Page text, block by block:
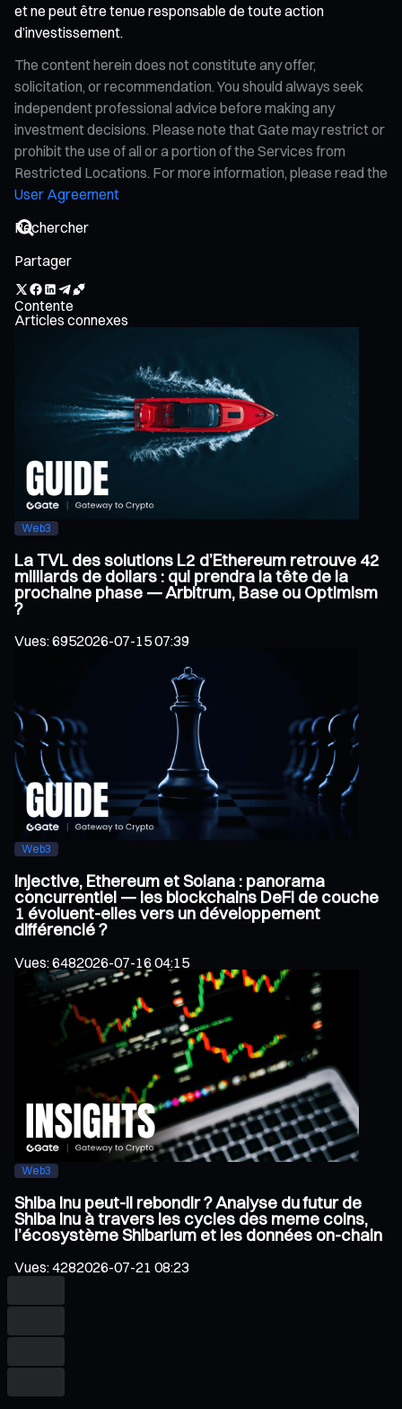
et ne peut être tenue responsable de toute action
d’investissement.
The content herein does not constitute any offer,
solicitation, or recommendation. You should always seek
independent professional advice before making any
investment decisions. Please note that Gate may restrict or
prohibit the use of all or a portion of the Services from
Restricted Locations. For more information, please read the
User Agreement
Partager
Contente
Articles connexes
Web3
La TVL des solutions L2 d’Ethereum retrouve 42
milliards de dollars : qui prendra la tête de la
prochaine phase — Arbitrum, Base ou Optimism
?
Vues:6952026-07-15 07:39
Web3
Injective, Ethereum et Solana : panorama
concurrentiel — les blockchains DeFi de couche
1 évoluent-elles vers un développement
différencié ?
Vues:6482026-07-16 04:15
Web3
Shiba Inu peut-il rebondir ? Analyse du futur de
Shiba Inu à travers les cycles des meme coins,
l’écosystème Shibarium et les données on-chain
Vues:4282026-07-21 08:23